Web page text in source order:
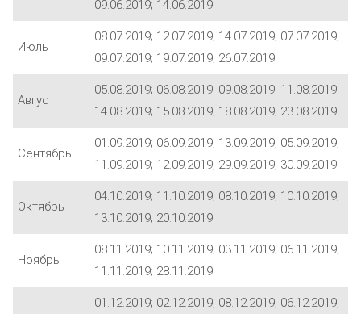
09.06.2019; 14.06.2019.
Июль
08.07.2019; 12.07.2019; 14.07.2019; 07.07.2019;
09.07.2019; 19.07.2019; 26.07.2019.
Август
05.08.2019; 06.08.2019; 09.08.2019; 11.08.2019;
14.08.2019; 15.08.2019; 18.08.2019; 23.08.2019.
Сентябрь
01.09.2019; 06.09.2019; 13.09.2019; 05.09.2019;
11.09.2019; 12.09.2019; 29.09.2019; 30.09.2019.
Октябрь
04.10.2019; 11.10.2019; 08.10.2019; 10.10.2019;
13.10.2019; 20.10.2019.
Ноябрь
08.11.2019; 10.11.2019; 03.11.2019; 06.11.2019;
11.11.2019; 28.11.2019.
01.12.2019; 02.12.2019; 08.12.2019; 06.12.2019;